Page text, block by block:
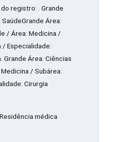
registro: . Grande
Área:
/ Área: Medicina /
/ Especialidade:
Grande Área: Ciências
/ Subárea:
Cirurgia
médica